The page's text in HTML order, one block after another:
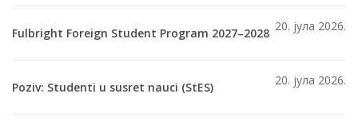
Fulbright Foreign Student Program 2027–2028 20. јула 2026.
Poziv: Studenti u susret nauci (StES) 20. јула 2026.